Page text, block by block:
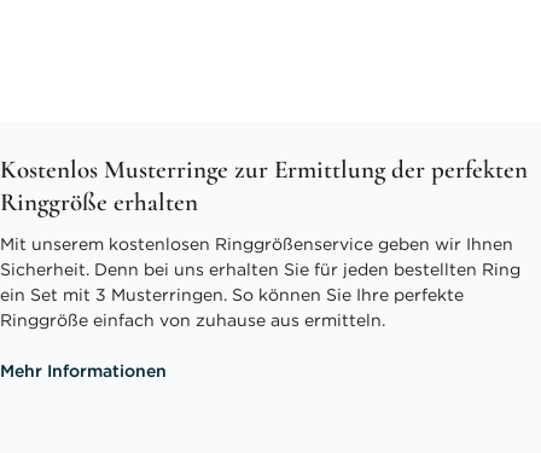
Kostenlos Musterringe zur Ermittlung der perfekten
Ringgröße erhalten
Mit unserem kostenlosen Ringgrößenservice geben wir Ihnen
Sicherheit. Denn bei uns erhalten Sie für jeden bestellten Ring
ein Set mit 3 Musterringen. So können Sie Ihre perfekte
Ringgröße einfach von zuhause aus ermitteln.
Mehr Informationen